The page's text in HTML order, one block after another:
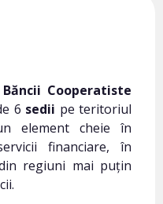
Băncii Cooperatiste
6 sedii pe teritoriul
element cheie în
financiare, în
regiuni mai puțin